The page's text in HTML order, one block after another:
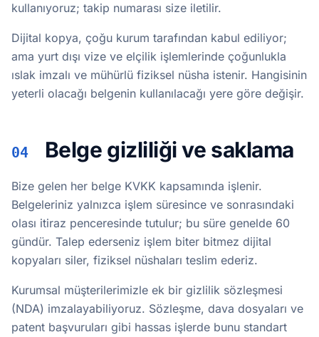
kullanıyoruz; takip numarası size iletilir.
Dijital kopya, çoğu kurum tarafından kabul ediliyor;
ama yurt dışı vize ve elçilik işlemlerinde çoğunlukla
ıslak imzalı ve mühürlü fiziksel nüsha istenir. Hangisinin
yeterli olacağı belgenin kullanılacağı yere göre değişir.
04 Belge gizliliği ve saklama
Bize gelen her belge KVKK kapsamında işlenir.
Belgeleriniz yalnızca işlem süresince ve sonrasındaki
olası itiraz penceresinde tutulur; bu süre genelde 60
gündür. Talep ederseniz işlem biter bitmez dijital
kopyaları siler, fiziksel nüshaları teslim ederiz.
Kurumsal müşterilerimizle ek bir gizlilik sözleşmesi
(NDA) imzalayabiliyoruz. Sözleşme, dava dosyaları ve
patent başvuruları gibi hassas işlerde bunu standart